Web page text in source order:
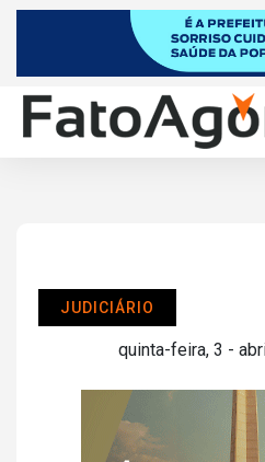
JUDICIÁRIO
quinta-feira, 3 -